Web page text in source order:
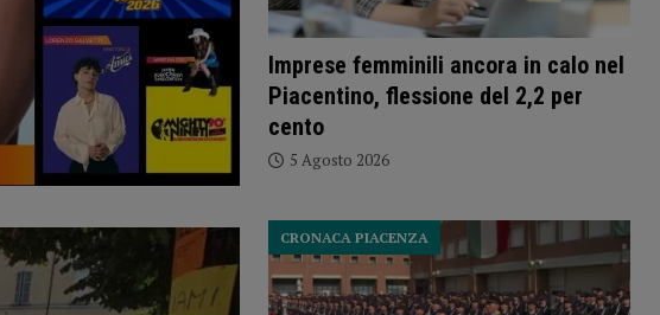
Imprese femminili ancora in calo nel
Piacentino, flessione del 2,2 per
cento
5 Agosto 2026
CRONACA PIACENZA